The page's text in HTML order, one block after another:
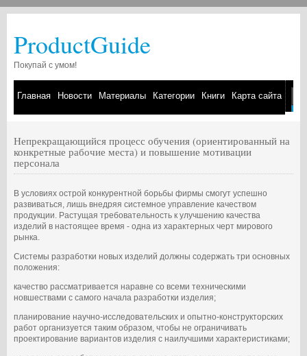
ProductGuide
Покупай с умом!
Главная Новости Материалы Категории Книги Карта сайта
Непрекращающийся процесс обучения (ориентированный на
конкретные рабочие места) и повышение мотивации
персонала
В условиях острой конкурентной борьбы фирмы смогут успешно
развиваться, лишь внедряя системное управление качеством
продукции. Растущая требовательность к улучшению качества
изделий в настоящее время - одна из характерных черт мирового
рынка.
Системы разработки новых изделий должны содержать три основных
положения:
качество рассматривается наравне со всеми техническими
новшествами с самого начала разработки изделия;
планирование научно-исследовательских и опытно-конструкторских
работ организуется таким образом, чтобы не ограничивать
проектирование вариантов изделия с наилучшими характеристиками;